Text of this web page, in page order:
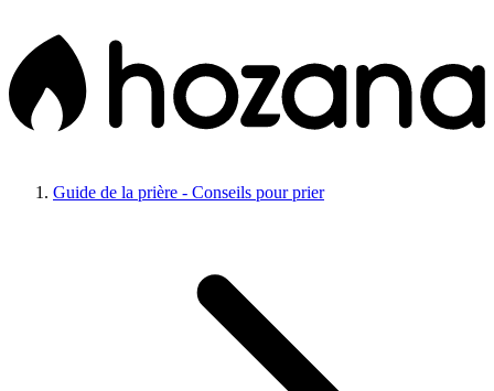
Guide de la prière - Conseils pour prier